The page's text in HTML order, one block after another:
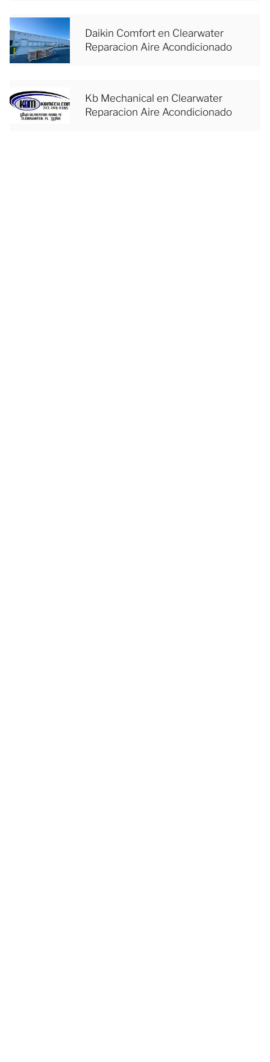
Daikin Comfort en Clearwater
Reparacion Aire Acondicionado
Kb Mechanical en Clearwater
Reparacion Aire Acondicionado